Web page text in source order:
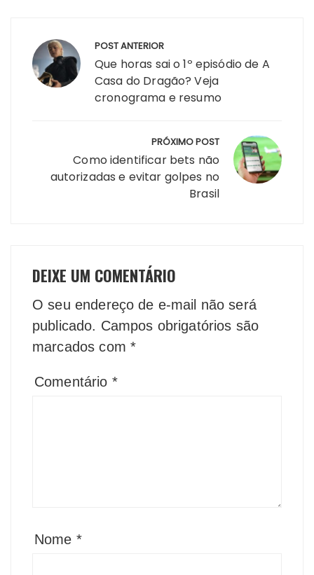
de
Post
POST ANTERIOR
Que horas sai o 1º episódio de A
Casa do Dragão? Veja
cronograma e resumo
PRÓXIMO POST
Como identificar bets não
autorizadas e evitar golpes no
Brasil
DEIXE UM COMENTÁRIO
O seu endereço de e-mail não será
publicado. Campos obrigatórios são
marcados com *
Comentário *
Nome *